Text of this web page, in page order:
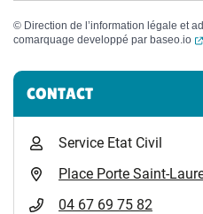
© Direction de l’information légale et
comarquage developpé par baseo.io
Informations
CONTACT
Service Etat Civil
Place Porte Saint-
04 67 69 75 82